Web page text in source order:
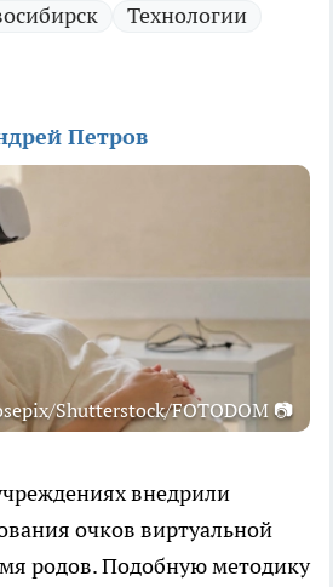
Технологии
Петров
Shutterstock/FOTODOM 📷
внедрили
очков виртуальной
родов. Подобную методику